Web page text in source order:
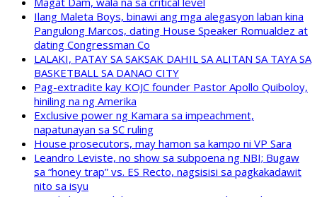
Ilang Maleta Boys, binawi ang mga alegasyon laban kina
Pangulong Marcos, dating House Speaker Romualdez at
dating Congressman Co
LALAKI, PATAY SA SAKSAK DAHIL SA ALITAN SA TAYA SA
BASKETBALL SA DANAO CITY
Pag-extradite kay KOJC founder Pastor Apollo Quiboloy,
hiniling na ng Amerika
Exclusive power ng Kamara sa impeachment,
napatunayan sa SC ruling
House prosecutors, may hamon sa kampo ni VP Sara
Leandro Leviste, no show sa subpoena ng NBI; Bugaw
sa “honey trap” vs. ES Recto, nagsisisi sa pagkakadawit
nito sa isyu